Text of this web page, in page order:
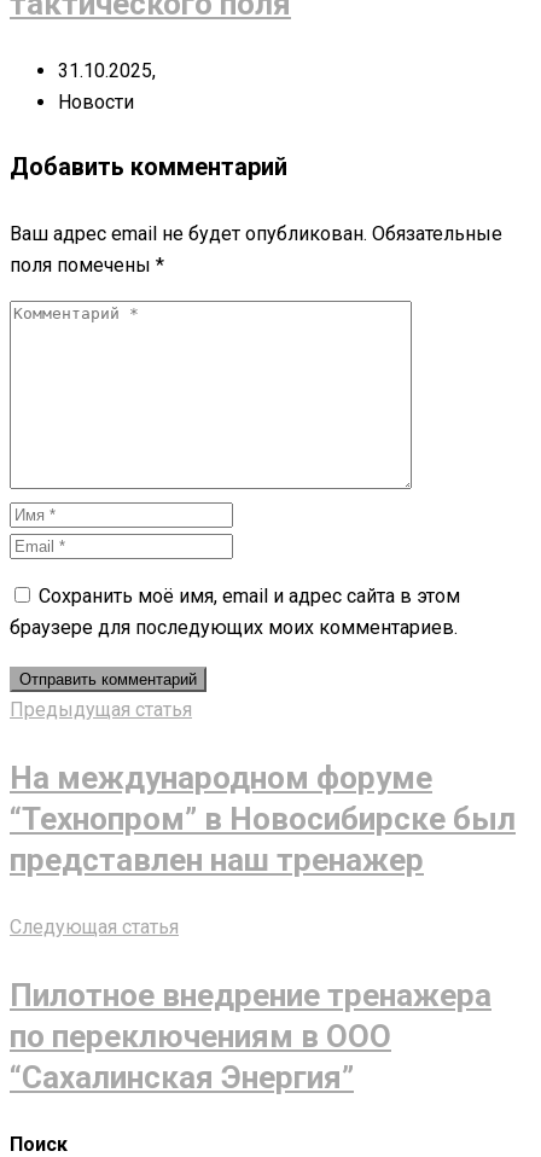
31.10.2025,
Новости
Добавить комментарий
Ваш адрес email не будет опубликован. Обязательные
поля помечены *
Сохранить моё имя, email и адрес сайта в этом
браузере для последующих моих комментариев.
Предыдущая статья
На международном форуме
“Технопром” в Новосибирске был
представлен наш тренажер
Следующая статья
Пилотное внедрение тренажера
по переключениям в ООО
“Сахалинская Энергия”
Поиск